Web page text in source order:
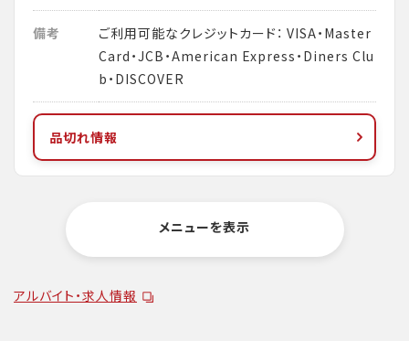
備考
ご利用可能なクレジットカード： VISA・Master
Card・JCB・American Express・Diners Clu
b・DISCOVER
品切れ情報
メニューを表示
アルバイト・求人情報